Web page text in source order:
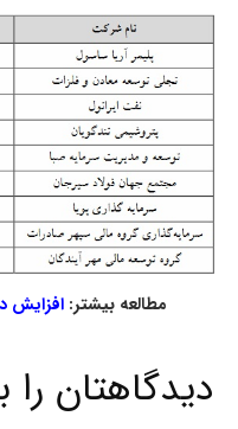
مطالعه بیشتر: افزایش
دیدگاهتان را